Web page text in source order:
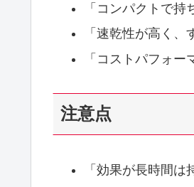
「コンパクトで持
「速乾性が高く、
「コストパフォー
注意点
「効果が長時間は